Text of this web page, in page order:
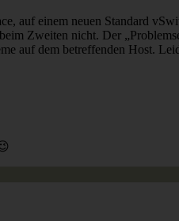
auf einem neuen Standard
Zweiten nicht. Der
auf dem betreffenden Host.